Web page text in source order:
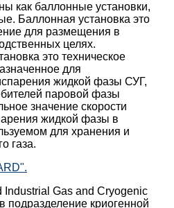
как баллонные установки,
Баллонная установка это
для размещения в
целях.
это техническое
для
жидкой фазы СУГ,
паровой фазы
значение скорости
жидкой фазы в
для хранения и
газа.
Industrial Gas and Cryogenic
подразделение криогенной